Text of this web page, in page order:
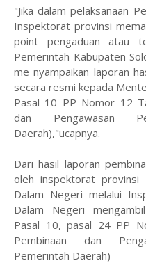
"Jika dalam pelaksanaan
Inspektorat provinsi
point pengaduan atau
Pemerintah Kabupaten
me nyampaikan laporan
secara resmi kepada
Pasal 10 PP Nomor 12
dan Pengawasan
Daerah),"ucapnya.
Dari hasil laporan
oleh inspektorat provinsi
Dalam Negeri melalui
Dalam Negeri
Pasal 10, pasal 24 PP
Pembinaan dan
Pemerintah Daerah)